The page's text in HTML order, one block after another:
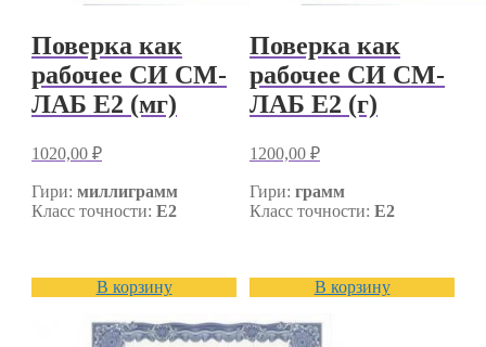
Поверка как
рабочее СИ СМ-
ЛАБ E2 (мг)
1020,00 ₽
Гири: миллиграмм
Класс точности: E2
В корзину
Поверка как
рабочее СИ СМ-
ЛАБ E2 (г)
1200,00 ₽
Гири: грамм
Класс точности: E2
В корзину